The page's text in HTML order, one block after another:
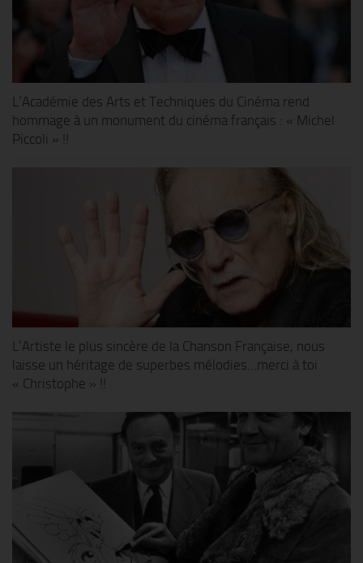
L’Académie des Arts et Techniques du Cinéma rend
hommage à un monument du cinéma français : « Michel
Piccoli » !!
L’Artiste le plus sincère de la Chanson Française, nous
laisse un héritage de superbes mélodies…merci à toi
« Christophe » !!